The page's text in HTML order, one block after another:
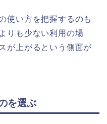
使い方を把握するのも
りも少ない利用の場
が上がるという側面が
を選ぶ